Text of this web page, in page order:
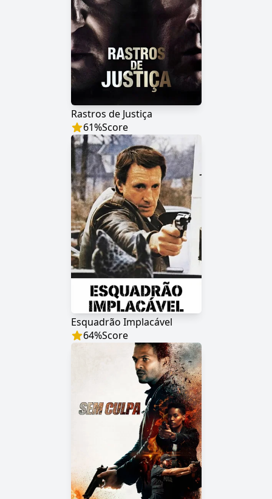
Rastros de Justiça
61%Score
Esquadrão Implacável
64%Score